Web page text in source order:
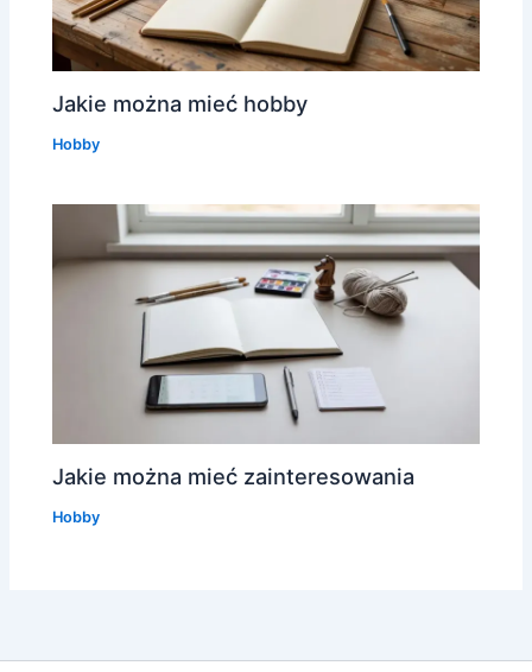
Jakie można mieć hobby
Hobby
Jakie można mieć zainteresowania
Hobby